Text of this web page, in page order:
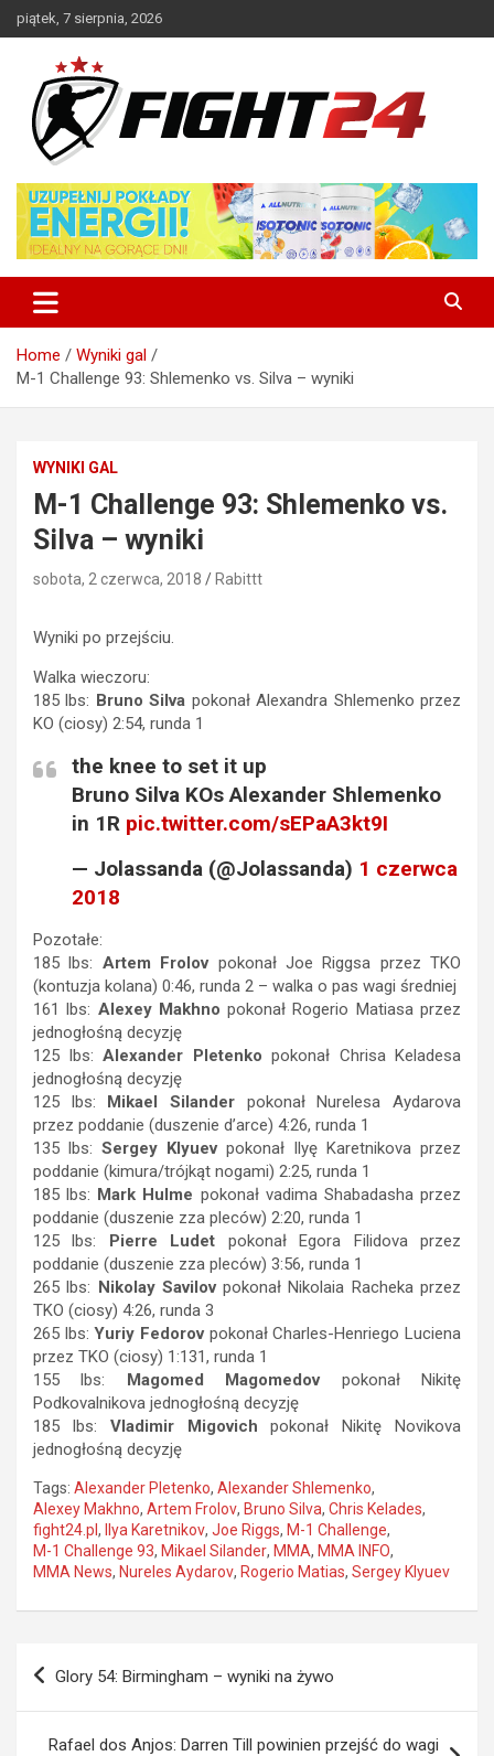
Skip
to
piątek, 7 sierpnia, 2026
FIGHT24.PL – MMA i K-1, UFC
Home
Wyniki gal
M-1 Challenge 93: Shlemenko vs. Silva – wyniki
WYNIKI GAL
M-1 Challenge 93: Shlemenko vs.
Silva – wyniki
sobota, 2 czerwca, 2018 Rabittt
Wyniki po przejściu.
Walka wieczoru:
185 lbs: Bruno Silva pokonał Alexandra Shlemenko przez
KO (ciosy) 2:54, runda 1
the knee to set it up
Bruno Silva KOs Alexander Shlemenko
in 1R pic.twitter.com/sEPaA3kt9I
— Jolassanda (@Jolassanda) 1 czerwca
2018
Pozotałe:
185 lbs: Artem Frolovpokonał Joe Riggsa przez TKO
(kontuzja kolana) 0:46, runda 2 – walka o pas wagi średniej
161 lbs: Alexey Makhno pokonał Rogerio Matiasa przez
jednogłośną decyzję
125 lbs: Alexander Pletenko pokonał Chrisa Keladesa
jednogłośną decyzję
125 lbs: Mikael Silander pokonał Nurelesa Aydarova
przez poddanie (duszenie d’arce) 4:26, runda 1
135 lbs: Sergey Klyuevpokonał Ilyę Karetnikova przez
poddanie (kimura/trójkąt nogami) 2:25, runda 1
185 lbs: Mark Hulme pokonał vadima Shabadasha przez
poddanie (duszenie zza pleców) 2:20, runda 1
125 lbs: Pierre Ludet pokonał Egora Filidova przez
poddanie (duszenie zza pleców) 3:56, runda 1
265 lbs: Nikolay Savilovpokonał Nikolaia Racheka przez
TKO (ciosy) 4:26, runda 3
265 lbs:Yuriy Fedorovpokonał Charles-Henriego Luciena
przez TKO (ciosy) 1:131, runda 1
155 lbs: Magomed Magomedovpokonał Nikitę
Podkovalnikova jednogłośną decyzję
185 lbs: Vladimir Migovich pokonał Nikitę Novikova
jednogłośną decyzję
Tags: Alexander Pletenko, Alexander Shlemenko,
Alexey Makhno, Artem Frolov, Bruno Silva, Chris Kelades,
fight24.pl , Ilya Karetnikov, Joe Riggs, M-1 Challenge,
M-1 Challenge 93, Mikael Silander, MMA, MMA INFO,
MMA News, Nureles Aydarov, Rogerio Matias, Sergey Klyuev
Nawigacja
wpisu
Glory 54: Birmingham – wyniki na żywo
Rafael dos Anjos: Darren Till powinien przejść do wagi